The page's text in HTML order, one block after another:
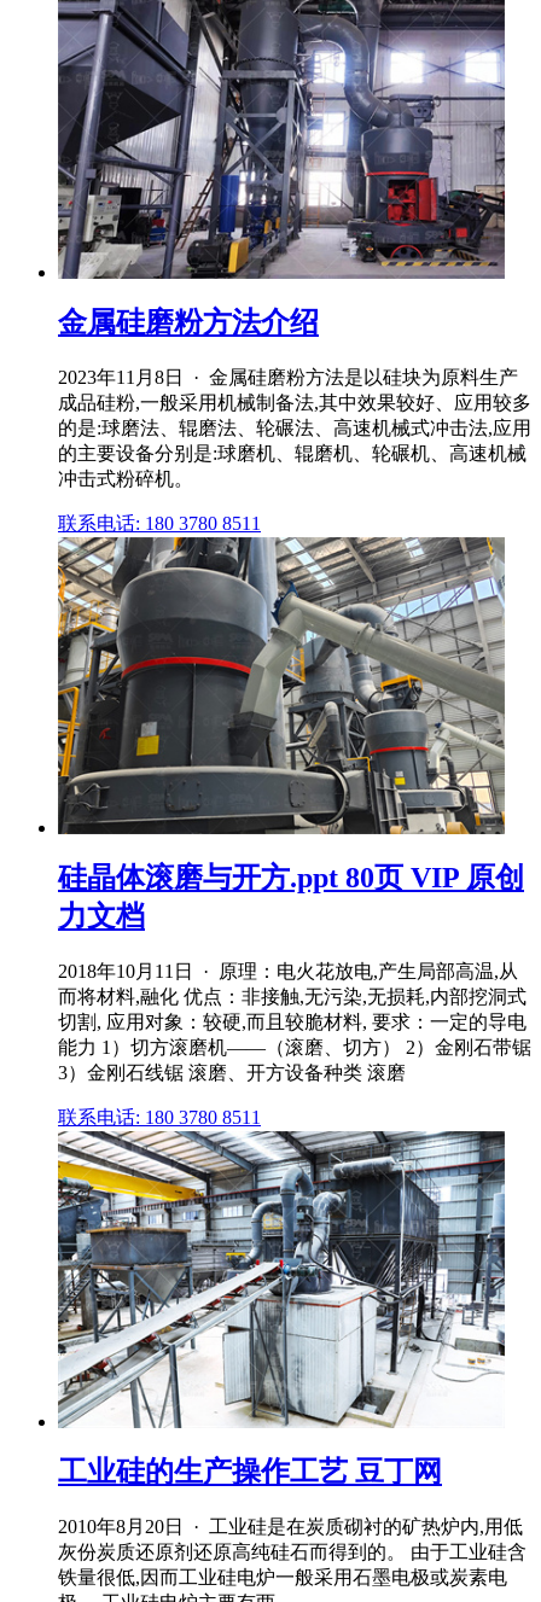
金属硅磨粉方法介绍
2023年11月8日 · 金属硅磨粉方法是以硅块为原料生产
成品硅粉,一般采用机械制备法,其中效果较好、应用较多
的是:球磨法、辊磨法、轮碾法、高速机械式冲击法,应用
的主要设备分别是:球磨机、辊磨机、轮碾机、高速机械
冲击式粉碎机。
联系电话: 180 3780 8511
硅晶体滚磨与开方.ppt 80页 VIP 原创
力文档
2018年10月11日 · 原理：电火花放电,产生局部高温,从
而将材料,融化 优点：非接触,无污染,无损耗,内部挖洞式
切割, 应用对象：较硬,而且较脆材料, 要求：一定的导电
能力 1）切方滚磨机——（滚磨、切方） 2）金刚石带锯
3）金刚石线锯 滚磨、开方设备种类 滚磨
联系电话: 180 3780 8511
工业硅的生产操作工艺 豆丁网
2010年8月20日 · 工业硅是在炭质砌衬的矿热炉内,用低
灰份炭质还原剂还原高纯硅石而得到的。 由于工业硅含
铁量很低,因而工业硅电炉一般采用石墨电极或炭素电